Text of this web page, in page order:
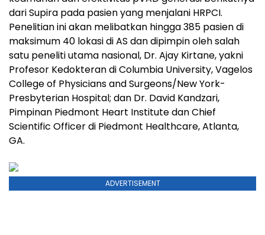
dari Supira pada pasien yang menjalani HRPCI.
Penelitian ini akan melibatkan hingga 385 pasien di
maksimum 40 lokasi di AS dan dipimpin oleh salah
satu peneliti utama nasional, Dr. Ajay Kirtane, yakni
Profesor Kedokteran di Columbia University, Vagelos
College of Physicians and Surgeons/New York-
Presbyterian Hospital; dan Dr. David Kandzari,
Pimpinan Piedmont Heart Institute dan Chief
Scientific Officer di Piedmont Healthcare, Atlanta,
GA.
ADVERTISEMENT